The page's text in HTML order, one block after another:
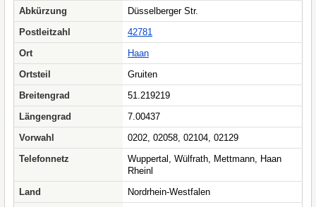
Abkürzung
Düsselberger Str.
Postleitzahl
42781
Ort
Haan
Ortsteil
Gruiten
Breitengrad
51.219219
Längengrad
7.00437
Vorwahl
0202, 02058, 02104, 02129
Telefonnetz
Wuppertal, Wülfrath, Mettmann, Haan
Rheinl
Land
Nordrhein-Westfalen